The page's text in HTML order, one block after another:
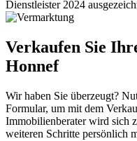
Verkaufen Sie
Honnef
Wir haben Sie überzeugt?
Formular, um mit dem
Immobilienberater wird sich
weiteren Schritte persönlich